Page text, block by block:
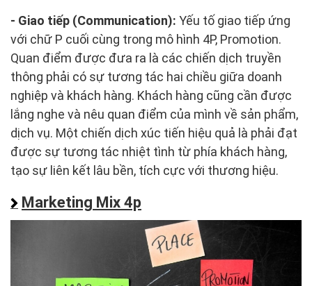
- Giao tiếp (Communication): Yếu tố giao tiếp ứng
với chữ P cuối cùng trong mô hình 4P, Promotion.
Quan điểm được đưa ra là các chiến dịch truyền
thông phải có sự tương tác hai chiều giữa doanh
nghiệp và khách hàng. Khách hàng cũng cần được
lắng nghe và nêu quan điểm của mình về sản phẩm,
dịch vụ. Một chiến dịch xúc tiến hiệu quả là phải đạt
được sự tương tác nhiệt tình từ phía khách hàng,
tạo sự liên kết lâu bền, tích cực với thương hiệu.
Marketing Mix 4p